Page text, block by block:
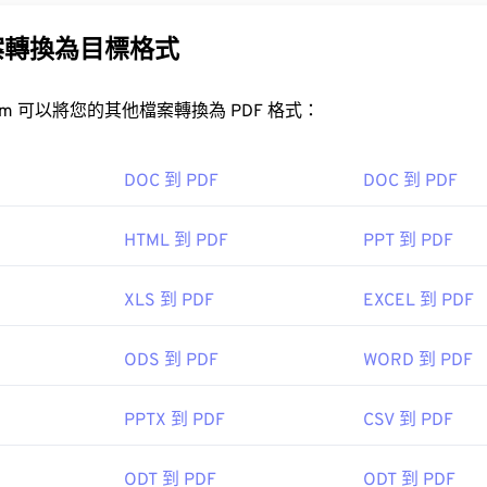
上看起來都完全一樣。
檔案？
啟 PDF 檔案時會直接使用 Adobe Acrobat Reader 。 Adobe
，如 Chrome 和 Firefox，都能直接開啟 PDF 檔案。你可能需
SumatraPDF或
換為目標格式
FreeConvert.com 可以將您的其他檔案轉換為 PDF 格式：
DOC 到 PDF DOC 到 PDF
HTML 到 PDF PPT 到 PDF
XLS 到 PDF EXCEL 到 PDF
ODS 到 PDF WORD 到 PDF
PPTX 到 PDF CSV 到 PDF
ODT 到 PDF ODT 到 PDF